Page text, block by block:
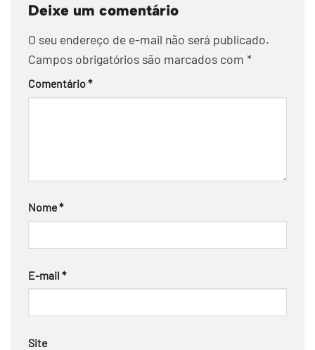
Deixe um comentário
O seu endereço de e-mail não será publicado.
Campos obrigatórios são marcados com *
Comentário*
Nome*
E-mail *
Site